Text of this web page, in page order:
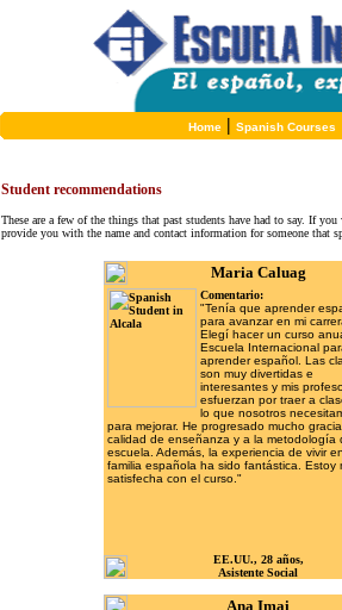
Home| Spanish Courses
Student recommendations
These are a few of the things that past students have had to say. If
provide you with the name and contact information for someone that
Maria Caluag
Comentario:
"Tenía que aprender
para avanzar en mi
Elegí hacer un curso
Escuela Internacional
aprender español. Las
son muy divertidas e
interesantes y mis
esfuerzan por traer a
lo que nosotros
para mejorar. He progresado mucho
calidad de enseñanza y a la metodología
escuela. Además, la experiencia de vivir
familia española ha sido fantástica. Estoy
satisfecha con el curso."
EE.UU., 28 años,
Asistente Social
Ana Imai